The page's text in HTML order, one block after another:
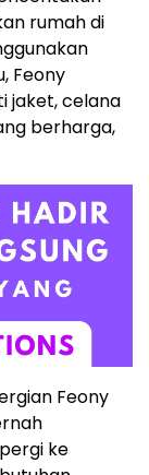
rumah di
Feony
jaket, celana
berharga,
Feony
ke